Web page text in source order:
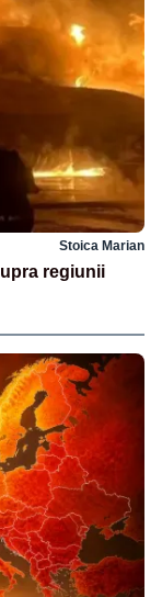
Stoica Marian
regiunii